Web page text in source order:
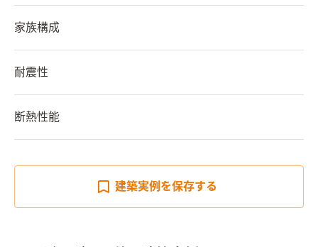
家族構成
耐震性
断熱性能
建築実例を保存する